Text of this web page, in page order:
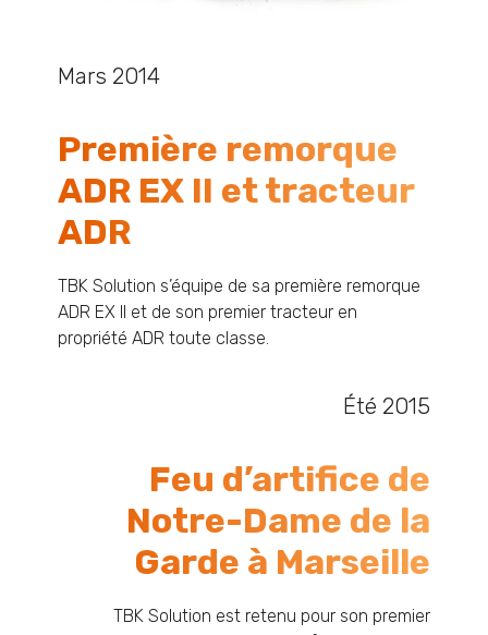
Mars 2014
Première remorque
ADR EX II et tracteur
ADR
TBK Solution s’équipe de sa première remorque
ADR EX II et de son premier tracteur en
propriété ADR toute classe.
Été 2015
Feu d’artifice de
Notre-Dame de la
Garde à Marseille
TBK Solution est retenu pour son premier